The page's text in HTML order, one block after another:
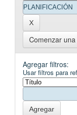
Comenzar
Agregar filtros:
Usar filtros para